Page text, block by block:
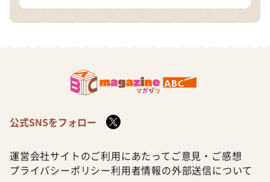
公式SNSをフォロー
運営会社サイトのご利用にあたって ご意見・ご感想
プライバシーポリシー利用者情報の外部送信について